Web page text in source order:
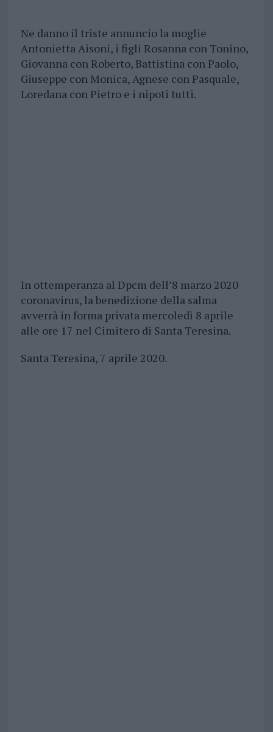
Ne danno il triste annuncio la moglie
Antonietta Aisoni, i figli Rosanna con Tonino,
Giovanna con Roberto, Battistina con Paolo,
Giuseppe con Monica, Agnese con Pasquale,
Loredana con Pietro e i nipoti tutti.
In ottemperanza al Dpcm dell’8 marzo 2020
coronavirus, la benedizione della salma
avverrà in forma privata mercoledì 8 aprile
alle ore 17 nel Cimitero di Santa Teresina.
Santa Teresina, 7 aprile 2020.